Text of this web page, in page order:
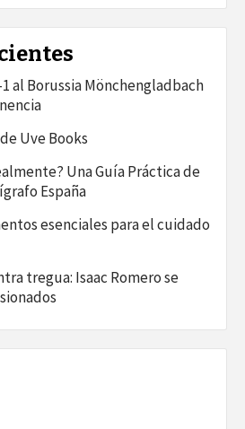
al Borussia Mönchengladbach
Uve Books
Una Guía Práctica de
España
esenciales para el cuidado
tregua: Isaac Romero se